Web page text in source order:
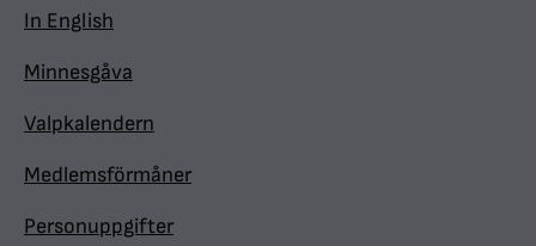
In English
Minnesgåva
Valpkalendern
Medlemsförmåner
Personuppgifter